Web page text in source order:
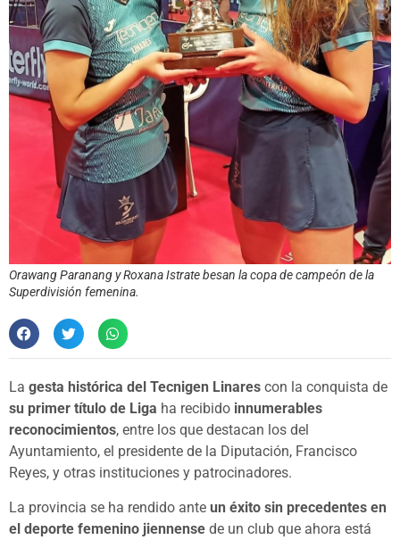
Orawang Paranang y Roxana Istrate besan la copa de campeón de la
Superdivisión femenina.
La gesta histórica del Tecnigen Linares con la conquista de
su primer título de Liga ha recibido innumerables
reconocimientos, entre los que destacan los del
Ayuntamiento, el presidente de la Diputación, Francisco
Reyes, y otras instituciones y patrocinadores.
La provincia se ha rendido ante un éxito sin precedentes en
el deporte femenino jiennense de un club que ahora está